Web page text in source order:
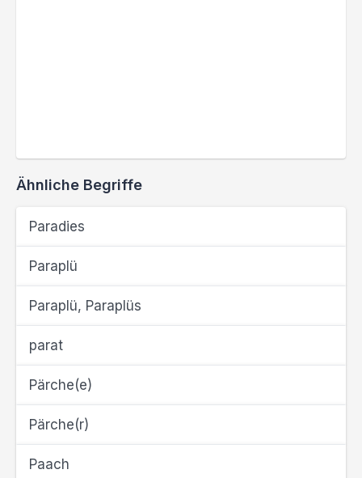
Ähnliche Begriffe
Paradies
Paraplü
Paraplü, Paraplüs
parat
Pärche(e)
Pärche(r)
Paach